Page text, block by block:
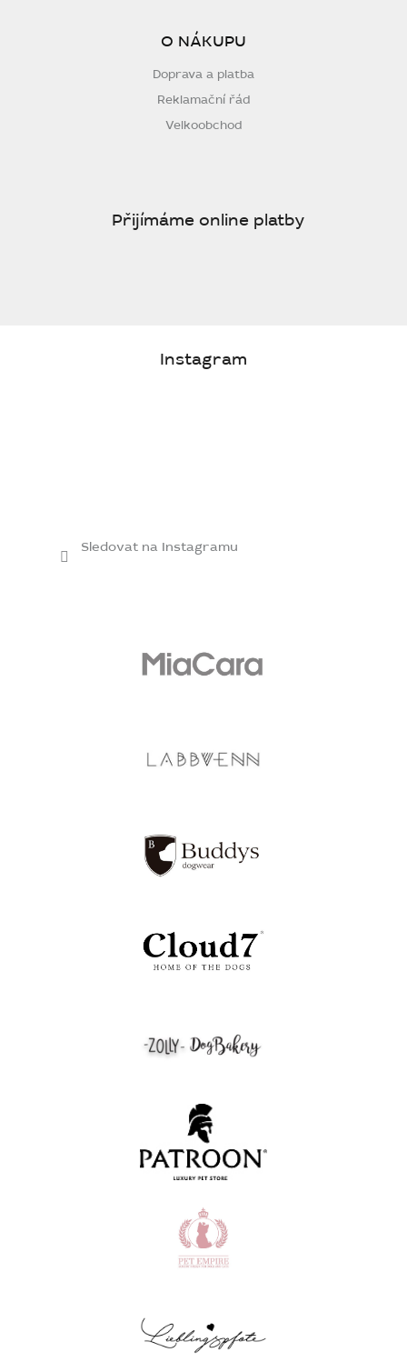
O NÁKUPU
Doprava a platba
Reklamační řád
Velkoobchod
Přijímáme online platby
Instagram
Sledovat na Instagramu